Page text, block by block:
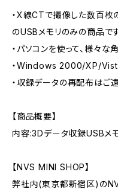
・X線CTで撮像した数百枚
のUSBメモリのみの商品です
・パソコンを使って、様々な
・Windows 2000/XP/
・収録データの再配布はご遠
【商品概要】
内容:3Dデータ収録USBメ
【NVS MINI SHOP】
弊社内(東京都新宿区)の